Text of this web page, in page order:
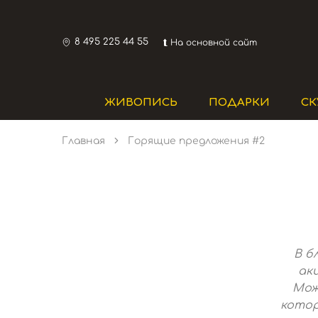
8 495 225 44 55 ⮬ На основной сайт
ЖИВОПИСЬ ПОДАРКИ
Главная Горящие предложения​ #2
В